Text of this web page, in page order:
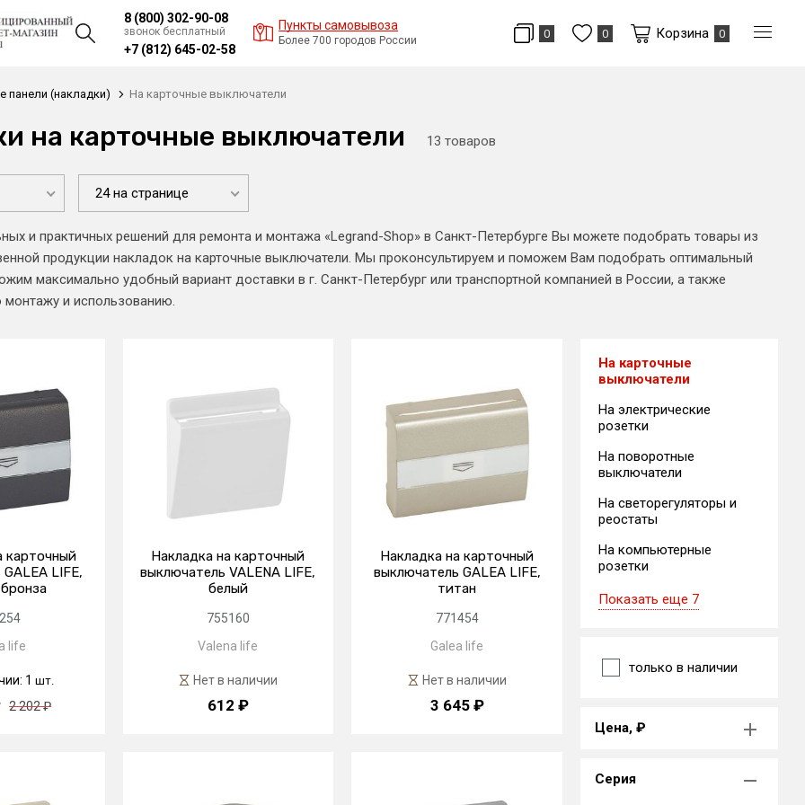
8 (800) 302-90-08
звонок бесплатный
+7 (812) 645-02-58
Пункты самовывоза
Более 700 городов России
0 0 Корзина 0
панели (накладки) На карточные выключатели
на карточные выключатели 13 товаров
24 на странице
и практичных решений для ремонта и монтажа «Legrand-Shop» в Санкт-Петербурге Вы можете подобрать товары из
продукции накладок на карточные выключатели. Мы проконсультируем и поможем Вам подобрать оптимальный
максимально удобный вариант доставки в г. Санкт-Петербург или транспортной компанией в России, а также
монтажу и использованию.
карточный
LIFE,
life
1шт.
2 202 ₽
Накладка на карточный
выключатель VALENA LIFE,
белый
755160
Valena life
Нет в наличии
612 ₽
Накладка на карточный
выключатель GALEA LIFE,
титан
771454
Galea life
Нет в наличии
3 645 ₽
На карточные
выключатели
На электрические
розетки
На поворотные
выключатели
На светорегуляторы и
реостаты
На компьютерные
розетки
Показать еще 7
только в наличии
Цена, ₽
Серия